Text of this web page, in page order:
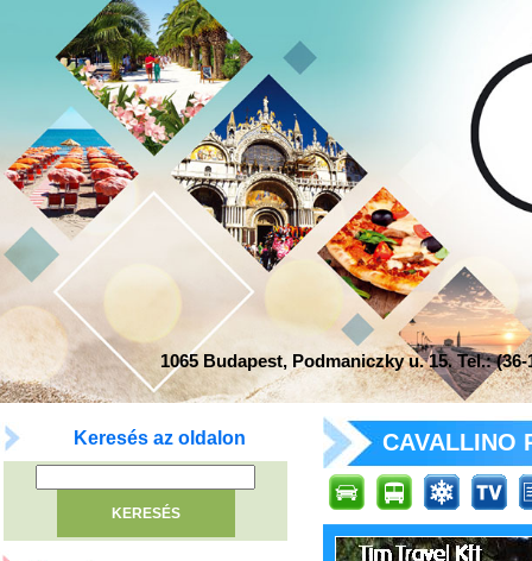
1065 Budapest, Podmaniczky u. 15. Tel.:
CAVALLINO
Keresés az oldalon